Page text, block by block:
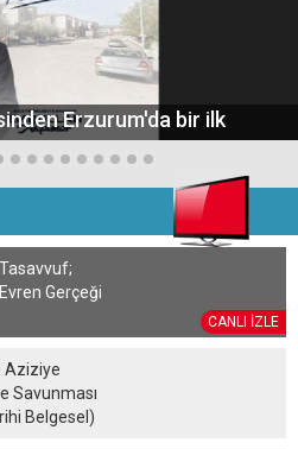
Erzurum'da bir ilk
CANLI İZLE
Gerçeği
Aziziye
Savunması
Belgesel)